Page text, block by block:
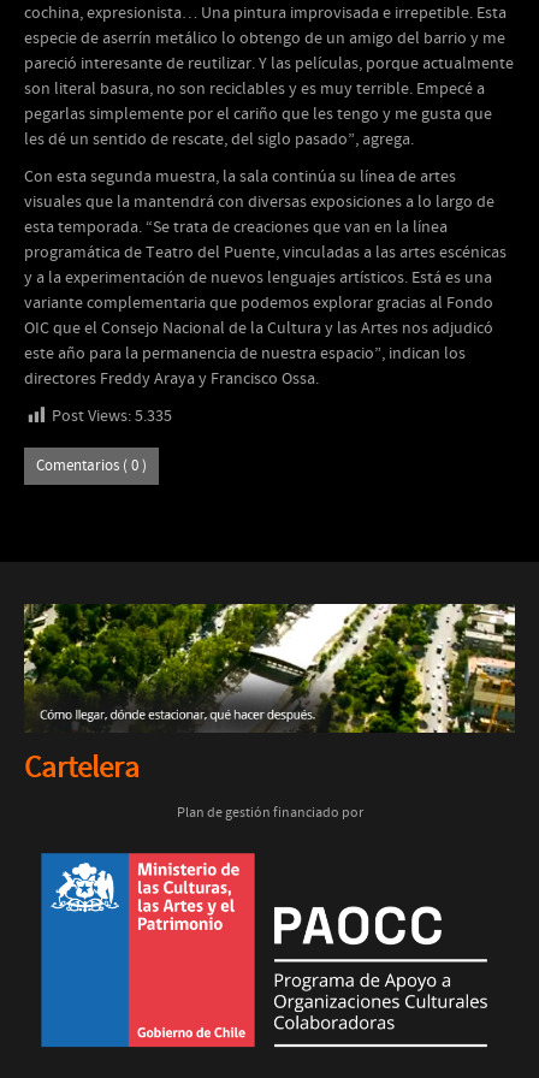
cochina, expresionista… Una pintura improvisada e irrepetible. Esta
especie de aserrín metálico lo obtengo de un amigo del barrio y me
pareció interesante de reutilizar. Y las películas, porque actualmente
son literal basura, no son reciclables y es muy terrible. Empecé a
pegarlas simplemente por el cariño que les tengo y me gusta que
les dé un sentido de rescate, del siglo pasado”, agrega.
Con esta segunda muestra, la sala continúa su línea de artes
visuales que la mantendrá con diversas exposiciones a lo largo de
esta temporada. “Se trata de creaciones que van en la línea
programática de Teatro del Puente, vinculadas a las artes escénicas
y a la experimentación de nuevos lenguajes artísticos. Está es una
variante complementaria que podemos explorar gracias al Fondo
OIC que el Consejo Nacional de la Cultura y las Artes nos adjudicó
este año para la permanencia de nuestra espacio”, indican los
directores Freddy Araya y Francisco Ossa.
Post Views:5.335
Comentarios ( 0 )
Cartelera
Plan de gestión financiado por